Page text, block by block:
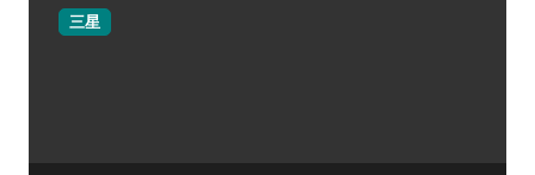
三星